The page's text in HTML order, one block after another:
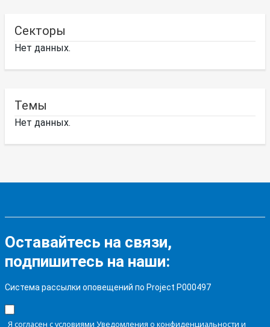
Секторы
Нет данных.
Темы
Нет данных.
Оставайтесь на связи,
подпишитесь на наши:
Система рассылки оповещений по Project P000497
Я согласен с условиями Уведомления о конфиденциальности и